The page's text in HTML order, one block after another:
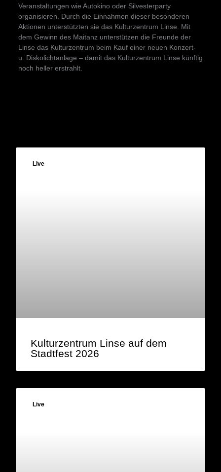
Veranstaltungen wie Autokino oder Silvesterparty
organisieren. Durch die Einnahmen dieser besonderen
Aktionen unterstützten sie das Kulturzentrum Linse. Mit
dem Gewinn des Maitanz unterstützen die Freunde der
Linse das Kulturzentrum beim Kauf einer neuen Konzert-
u. Diskolichtanlage – damit das Kulturzentrum Linse künftig
noch heller erstrahlt.
Live
Kulturzentrum Linse auf dem
Stadtfest 2026
Live